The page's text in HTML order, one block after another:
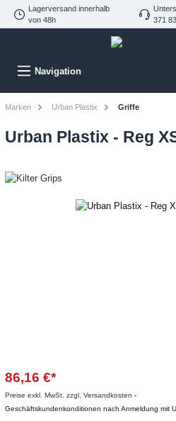
Lagerversand innerhalb
von 48h
371
Navigation
Marken Urban Plastix Griffe
Urban Plastix - Reg
86,16 €*
Preise exkl. MwSt. zzgl. Versandkosten -
Geschäftskundenkonditionen nach Anmeldung mit